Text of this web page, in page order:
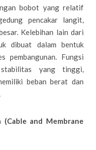
bobot yang relatif
pencakar langit,
Kelebihan lain dari
dibuat dalam bentuk
pembangunan. Fungsi
stabilitas yang tinggi,
beban berat dan
and Membrane